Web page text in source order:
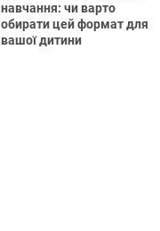
навчання: чи варто
обирати цей формат для
вашої дитини